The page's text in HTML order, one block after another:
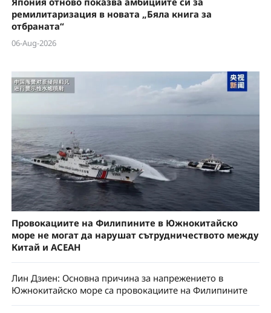
ремилитаризация в новата „Бяла книга за
отбраната“
06-Aug-2026
Провокациите на Филипините в Южнокитайско
море не могат да нарушат сътрудничеството между
Китай и АСЕАН
Лин Дзиен: Основна причина за напрежението в
Южнокитайско море са провокациите на Филипините